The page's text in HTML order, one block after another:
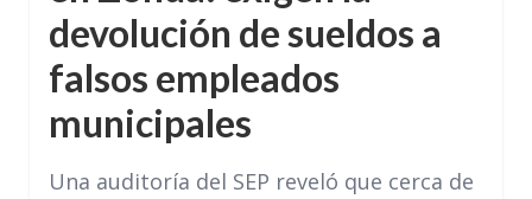
devolución de sueldos a
falsos empleados
municipales
Una auditoría del SEP reveló que cerca de